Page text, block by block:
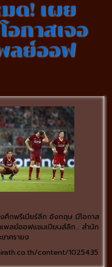
ด! เผย
อกาสเจอ
ลย์ออฟ
ศึกพรีเมียร์ลีก อังกฤษ มีโอกาส
พลย์ออฟแชมเปียนส์ลีก… สำนัก
ทศรายง
content/1025435